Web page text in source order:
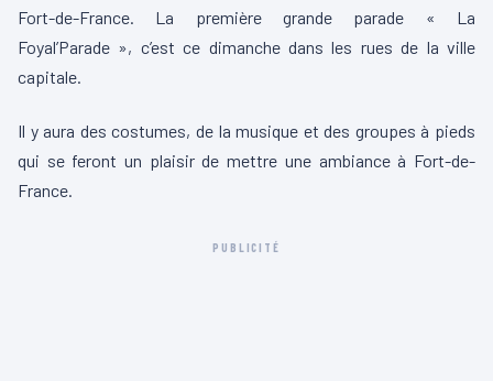
Fort-de-France. La première grande parade « La
Foyal’Parade », c’est ce dimanche dans les rues de la ville
capitale.
Il y aura des costumes, de la musique et des groupes à pieds
qui se feront un plaisir de mettre une ambiance à Fort-de-
France.
PUBLICITÉ